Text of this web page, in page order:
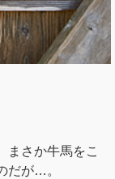
まさか牛馬をこ
だが…。